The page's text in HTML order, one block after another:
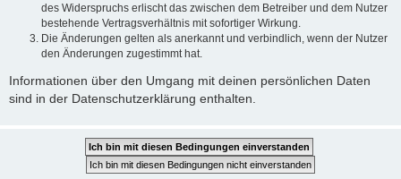
des Widerspruchs erlischt das zwischen dem Betreiber und dem Nutzer
bestehende Vertragsverhältnis mit sofortiger Wirkung.
Die Änderungen gelten als anerkannt und verbindlich, wenn der Nutzer
den Änderungen zugestimmt hat.
Informationen über den Umgang mit deinen persönlichen Daten
sind in der Datenschutzerklärung enthalten.